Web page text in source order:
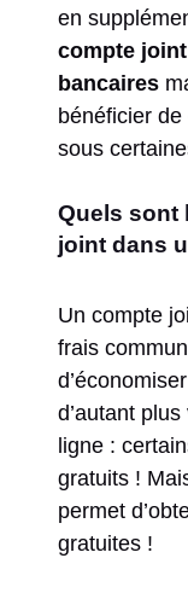
en
compte
bancaires
bénéficier
sous
Quels sont
joint dans
Un compte
frais
d’autant
ligne :
gratuits !
permet
gratuites !